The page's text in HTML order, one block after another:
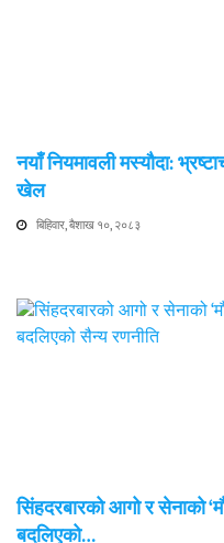
नयाँ नियमावली मस्यौदा:
खेल
बिहिवार, बैशाख १०, २०८३
सिंहदरबारको आगो र सेनाको